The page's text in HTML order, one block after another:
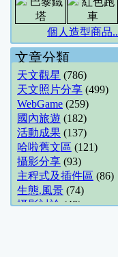
個人造型商品..
文章分類
天文觀星 (786)
天文照片分享 (499)
WebGame (259)
國內旅遊 (182)
活動成果 (137)
哈啦舊文區 (121)
攝影分享 (93)
主程式及插件區 (86)
生態.風景 (74)
攝影討論(48)